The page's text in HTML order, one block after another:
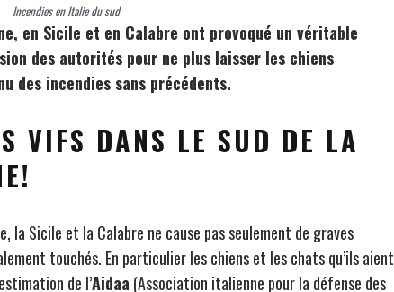
Incendies en Italie du sud
en Sicile et en Calabre ont provoqué un véritable
des autorités pour ne plus laisser les chiens
des incendies sans précédents.
VIFS DANS LE SUD DE LA
la Sicile et la Calabre ne cause pas seulement de graves
touchés. En particulier les chiens et les chats qu’ils aient
de l’Aidaa (Association italienne pour la défense des